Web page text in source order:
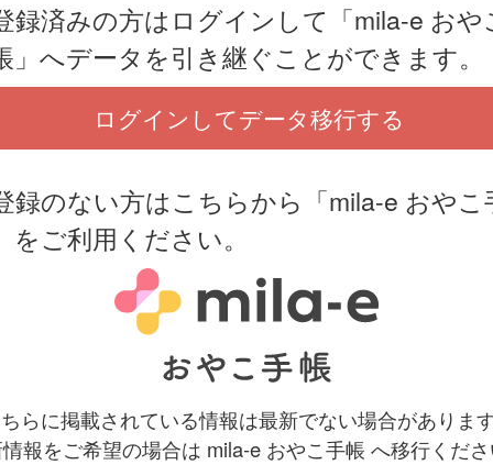
録済みの方はログインして「mila-e おや
」へデータを引き継ぐことができます。
ログインしてデータ移行する
録のない方はこちらから「mila-e おやこ
をご利用ください。
らに掲載されている情報は最新でない場合があります
報をご希望の場合は mila-e おやこ手帳 へ移行くださ